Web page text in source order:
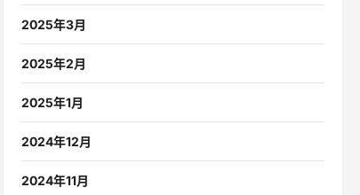
2025年3月
2025年2月
2025年1月
2024年12月
2024年11月